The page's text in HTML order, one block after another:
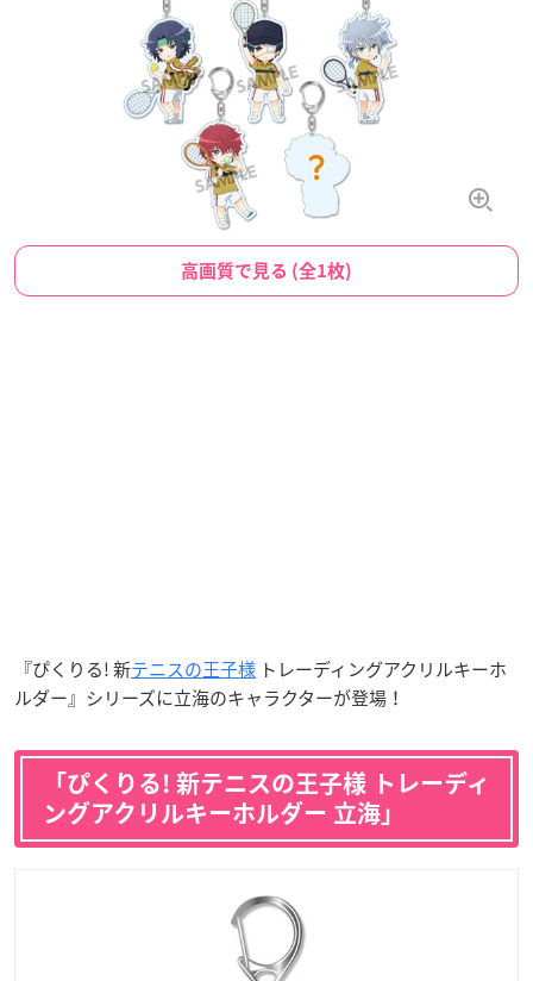
高画質で見る (全1枚)
『ぴくりる! 新テニスの王子様 トレーディングアクリルキーホ
ルダー』シリーズに立海のキャラクターが登場！
「ぴくりる! 新テニスの王子様 トレーディ
ングアクリルキーホルダー 立海」